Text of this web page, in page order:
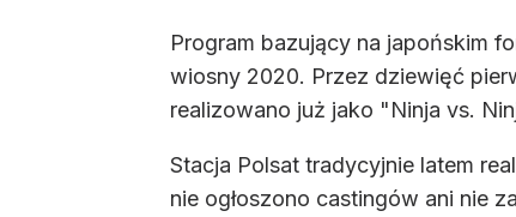
Program bazujący na japońskim
wiosny 2020. Przez dziewięć
realizowano już jako "Ninja vs.
Stacja Polsat tradycyjnie latem
nie ogłoszono castingów ani nie